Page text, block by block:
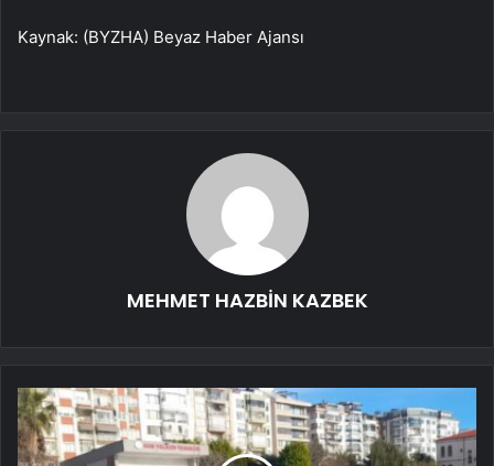
Kaynak: (BYZHA) Beyaz Haber Ajansı
MEHMET HAZBİN KAZBEK